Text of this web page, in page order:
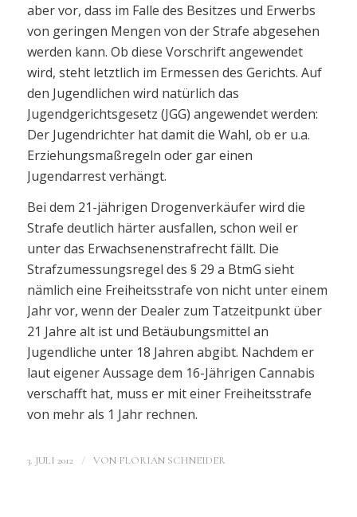
aber vor, dass im Falle des Besitzes und Erwerbs
von geringen Mengen von der Strafe abgesehen
werden kann. Ob diese Vorschrift angewendet
wird, steht letztlich im Ermessen des Gerichts. Auf
den Jugendlichen wird natürlich das
Jugendgerichtsgesetz (JGG) angewendet werden:
Der Jugendrichter hat damit die Wahl, ob er u.a.
Erziehungsmaßregeln oder gar einen
Jugendarrest verhängt.
Bei dem 21-jährigen Drogenverkäufer wird die
Strafe deutlich härter ausfallen, schon weil er
unter das Erwachsenenstrafrecht fällt. Die
Strafzumessungsregel des § 29 a BtmG sieht
nämlich eine Freiheitsstrafe von nicht unter einem
Jahr vor, wenn der Dealer zum Tatzeitpunkt über
21 Jahre alt ist und Betäubungsmittel an
Jugendliche unter 18 Jahren abgibt. Nachdem er
laut eigener Aussage dem 16-Jährigen Cannabis
verschafft hat, muss er mit einer Freiheitsstrafe
von mehr als 1 Jahr rechnen.
3. JULI 2012 / VON FLORIAN SCHNEIDER